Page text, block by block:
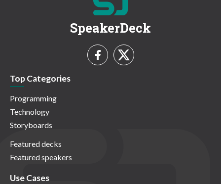
SpeakerDeck
Top Categories
Programming
Technology
Storyboards
Featured decks
Featured speakers
Use Cases